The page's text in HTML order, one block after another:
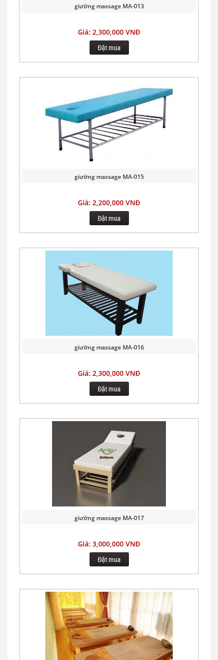
giường massage MA-013
Giá: 2,300,000 VNĐ
Đặt mua
giường massage MA-015
Giá: 2,200,000 VNĐ
Đặt mua
giường massage MA-016
Giá: 2,300,000 VNĐ
Đặt mua
giường massage MA-017
Giá: 3,000,000 VNĐ
Đặt mua